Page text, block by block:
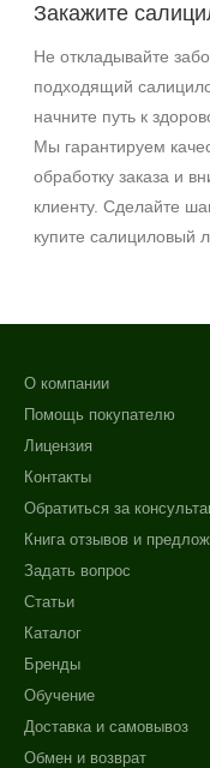
Закажите
Не откладывайте
подходящий
начните путь к
Мы гарантируем
обработку заказа и
клиенту. Сделайте
купите салициловый
О компании
Помощь покупателю
Лицензия
Контакты
Обратиться за
Книга отзывов и
Задать вопрос
Статьи
Каталог
Бренды
Обучение
Доставка и самовывоз
Обмен и возврат